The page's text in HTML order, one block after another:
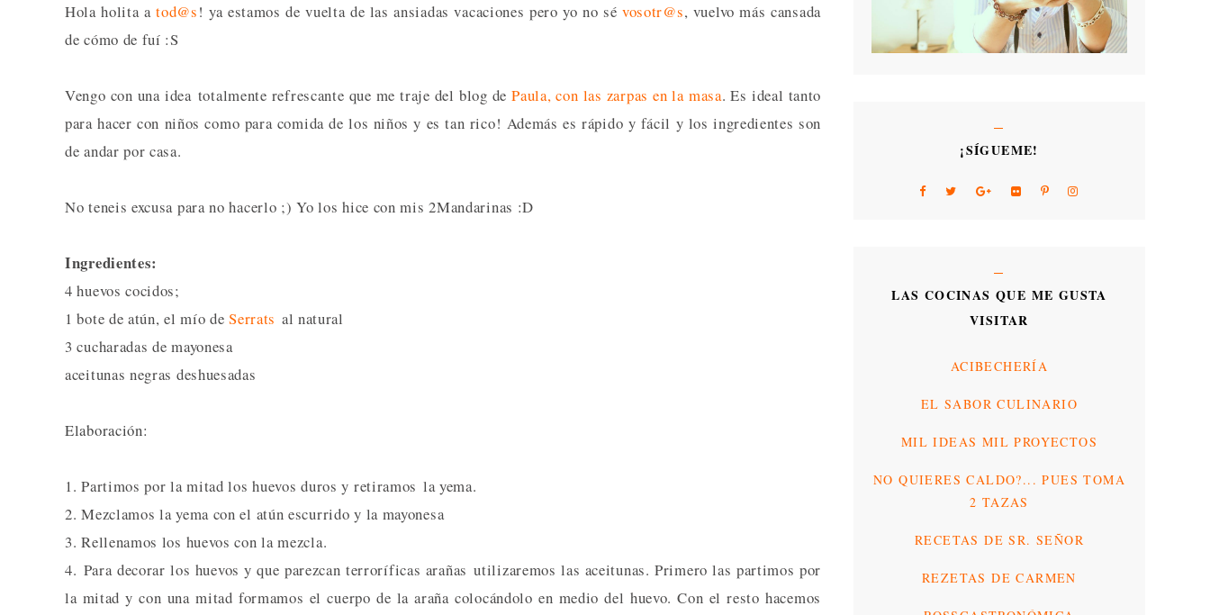
Hola holita atod@s! ya estamos de vuelta de las ansiadas vacaciones pero yo no sé vosotr@s, vuelvo más cansada
de cómo de fuí :S
Vengo con una idea totalmente refrescante que me traje del blog dePaula, con las zarpas en la masa. Es ideal tanto
para hacer con niños como para comida de los niños y es tan rico! Además es rápido y fácil y los ingredientes son
de andar por casa.
No teneis excusa para no hacerlo ;) Yo los hice con mis 2Mandarinas :D
Ingredientes:
4 huevos cocidos;
1 bote de atún, el mío deSerrats al natural
3 cucharadas de mayonesa
aceitunas negras deshuesadas
Elaboración:
1. Partimos por la mitad los huevos duros y retiramos la yema.
2. Mezclamos la yema con el atún escurrido y la mayonesa
3. Rellenamos los huevos con la mezcla.
4. Para decorar los huevos y que parezcan terroríficas arañas utilizaremos las aceitunas. Primero las partimos por
la mitad y con una mitad formamos el cuerpo de la araña colocándolo en medio del huevo. Con el resto hacemos
¡SÍGUEME!
LAS COCINAS QUE ME GUSTA
VISITAR
ACIBECHERÍA
EL SABOR CULINARIO
MIL IDEAS MIL PROYECTOS
NO QUIERES CALDO?... PUES TOMA
2 TAZAS
RECETAS DE SR. SEÑOR
REZETAS DE CARMEN